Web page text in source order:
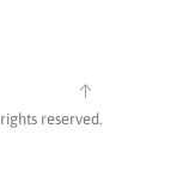
reserved.